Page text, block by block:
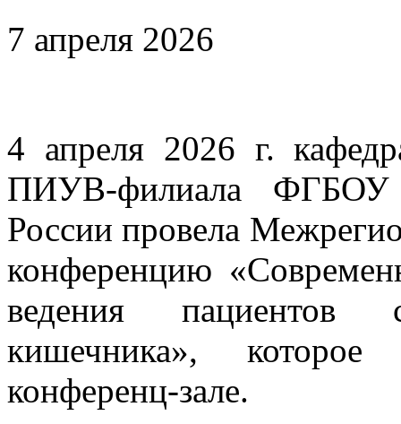
7 апреля 2026
4 апреля 2026 г.
ПИУВ-филиала
России провела
конференцию
ведения пациентов
кишечника»,
конференц-зале.